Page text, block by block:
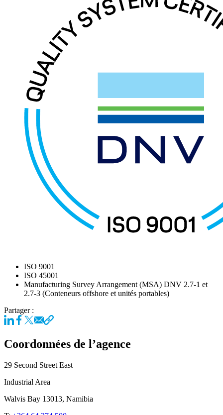
ISO 9001
ISO 45001
Manufacturing Survey Arrangement (MSA) DNV 2.7-1 et
2.7-3 (Conteneurs offshore et unités portables)
Partager :
Coordonnées de l’agence
29 Second Street East
Industrial Area
Walvis Bay 13013, Namibia